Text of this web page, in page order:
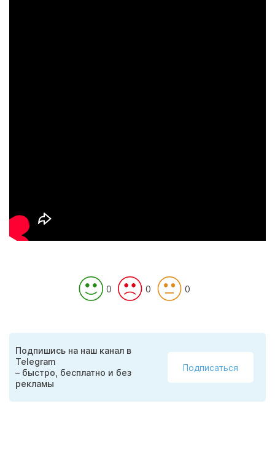
0 0 0
Подпишись на наш канал в
Telegram
– быстро, бесплатно и без
рекламы
Подписаться